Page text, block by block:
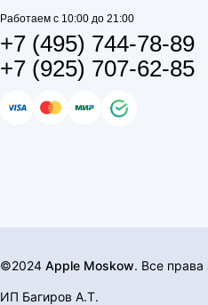
Работаем с 10:00 до 21:00
+7 (495) 744-78-89
+7 (925) 707-62-85
©2024 Apple Moskow. Все
ИП Багиров А.Т.